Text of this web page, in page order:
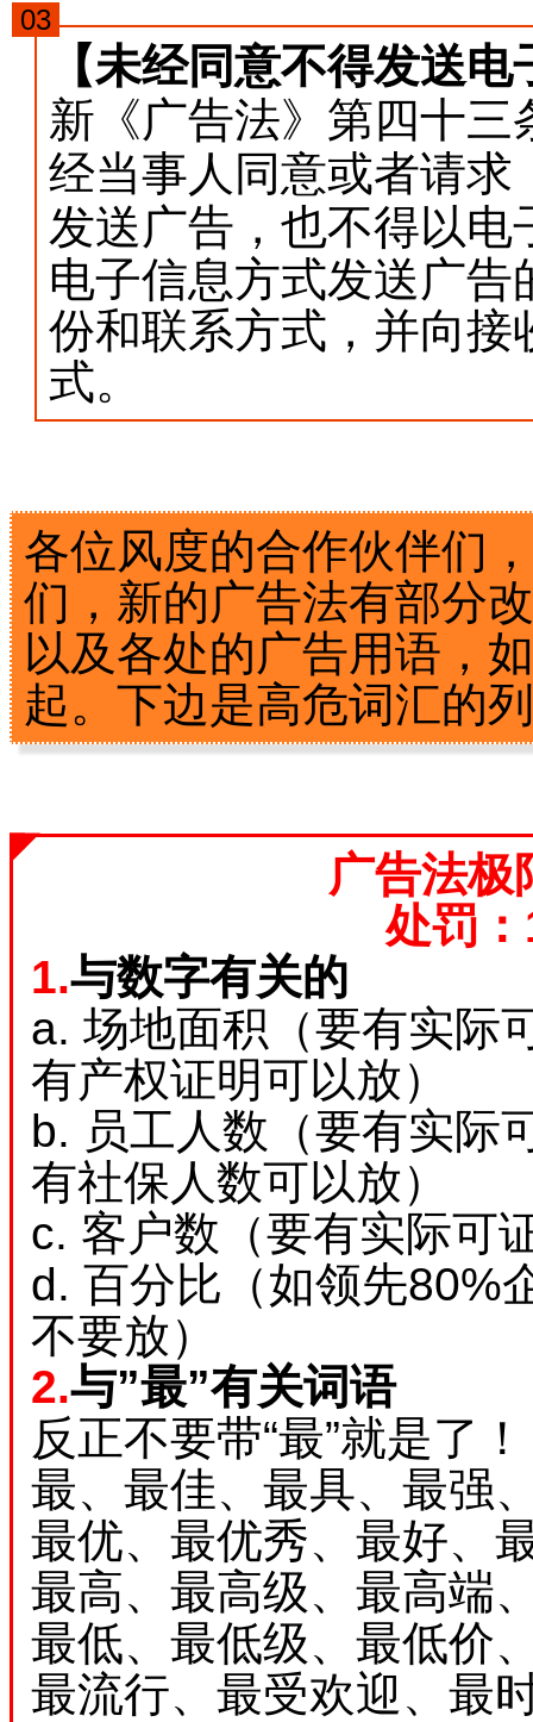
03
【未经同意不得发送
新《广告法》第四十
经当事人同意或者请
发送广告，也不得以
电子信息方式发送广
份和联系方式，并向
式。
各位风度的合作伙伴们
们，新的广告法有部分
以及各处的广告用语，
起。下边是高危词汇的
广告法极
处罚
1.与数字有关的
a. 场地面积（要有实际
有产权证明可以放）
b. 员工人数（要有实际
有社保人数可以放）
c. 客户数（要有实际可
d. 百分比（如领先80%
不要放）
2.与”最”有关词语
反正不要带“最”就是了！
最、最佳、最具、最强
最优、最优秀、最好、
最高、最高级、最高端
最低、最低级、最低价
最流行、最受欢迎、最